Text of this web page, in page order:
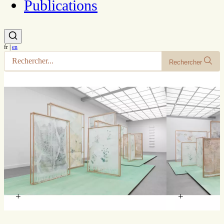
Publications
fr | en
Rechercher
+ +